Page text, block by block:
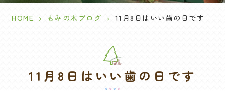
HOME > もみの木ブログ > 11月8日はいい歯の日です
11月8日はいい歯の日です